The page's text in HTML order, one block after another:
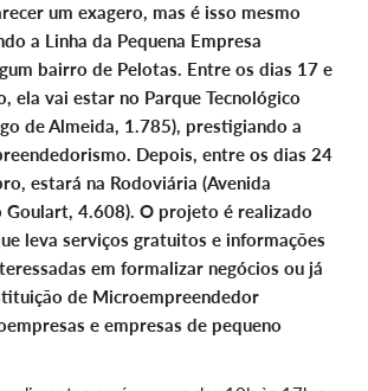
um exagero, mas é isso mesmo
a Linha da Pequena Empresa
bairro de Pelotas. Entre os dias 17 e
ela vai estar no Parque Tecnológico
de Almeida, 1.785), prestigiando a
Depois, entre os dias 24
estará na Rodoviária (Avenida
Goulart, 4.608). O projeto é realizado
leva serviços gratuitos e informações
em formalizar negócios ou já
de Microempreendedor
e empresas de pequeno